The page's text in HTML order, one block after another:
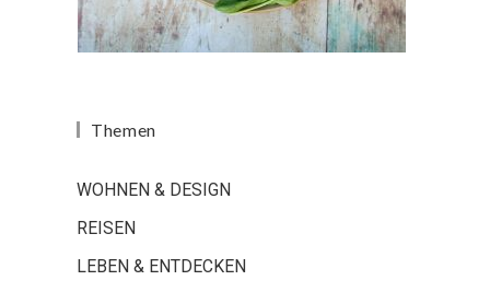
Themen
WOHNEN & DESIGN
REISEN
LEBEN & ENTDECKEN